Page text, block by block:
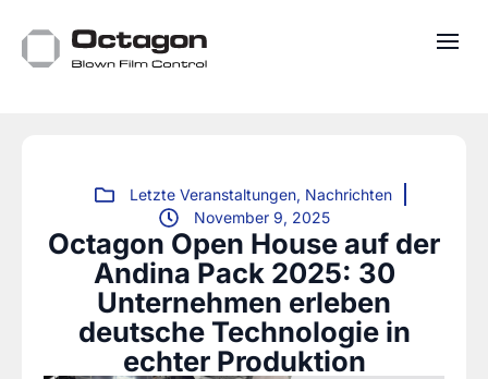
Letzte Veranstaltungen, Nachrichten
November 9, 2025
Octagon Open House auf der
Andina Pack 2025: 30
Unternehmen erleben
deutsche Technologie in
echter Produktion